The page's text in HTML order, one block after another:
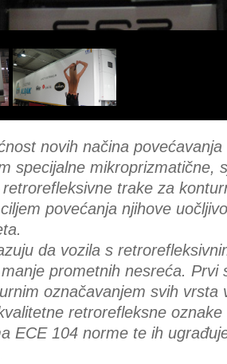
novih načina
specijalne mikroprizmatične,
trake za
povećanja njihove
da vozila s
prometnih nesreća. Prvi
označavanjem svih vrsta
retrorefleksne oznake
ECE 104 norme te ih